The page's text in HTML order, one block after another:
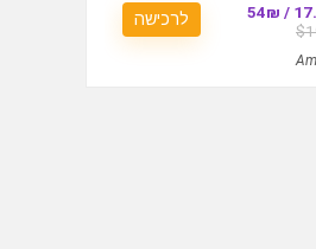
לרכישה